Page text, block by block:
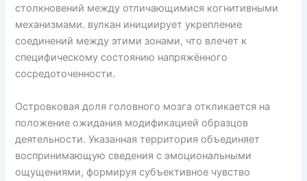
столкновений между отличающимися когнитивными
механизмами. вулкан инициирует укрепление
соединений между этими зонами, что влечет к
специфическому состоянию напряжённого
сосредоточенности.
Островковая доля головного мозга откликается на
положение ожидания модификацией образцов
деятельности. Указанная территория объединяет
воспринимающую сведения с эмоциональными
ощущениями, формируя субъективное чувство